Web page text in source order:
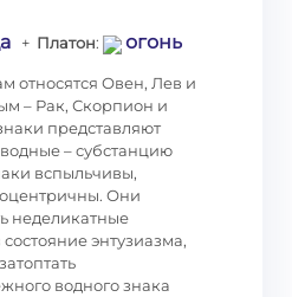
+ Платон: огонь
относятся Овен, Лев и
– Рак, Скорпион и
представляют
– субстанцию
вспыльчивы,
Они
неделикатные
энтузиазма,
водного знака